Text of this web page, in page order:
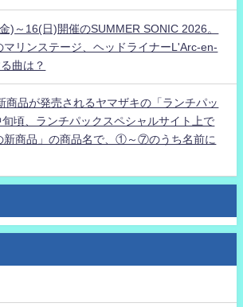
)～16(日)開催のSUMMER SONIC 2026。
マリンステージ、ヘッドライナーL'Arc-en-
曲は？
商品が発売されるヤマザキの「ランチパッ
頃、ランチパックスペシャルサイト上で
新商品」の商品名で、①～⑦のうち名前に